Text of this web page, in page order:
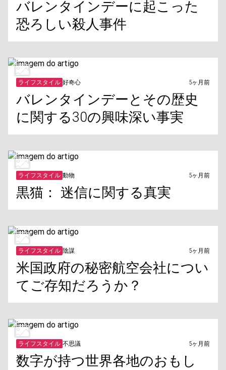
バレンタインデーに起こった
恐ろしい殺人事件
ライフスタイル 好奇心 5ヶ月前
バレンタインデーとその歴史
に関する30の興味深い事実
ライフスタイル 動物 5ヶ月前
黒猫： 迷信に関する真実
ライフスタイル 陰謀 5ヶ月前
米国政府の秘密航空会社につい
てご存知だろうか？
ライフスタイル 不思議 5ヶ月前
数字が持つ世界各地のおもし